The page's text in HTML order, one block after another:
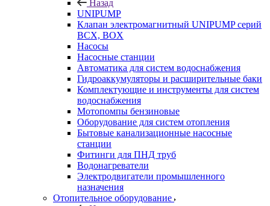
Назад
UNIPUMP
Клапан электромагнитный UNIPUMP серий
BCX, BOX
Насосы
Насосные станции
Автоматика для систем водоснабжения
Гидроаккумуляторы и расширительные баки
Комплектующие и инструменты для систем
водоснабжения
Мотопомпы бензиновые
Оборудование для систем отопления
Бытовые канализационные насосные
станции
Фитинги для ПНД труб
Водонагреватели
Электродвигатели промышленного
назначения
Отопительное оборудование